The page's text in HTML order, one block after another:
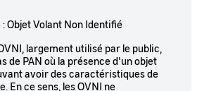
Objet Volant Non Identifié
largement utilisé par le public,
de PAN où la présence d'un objet
avoir des caractéristiques de
En ce sens, les OVNI ne